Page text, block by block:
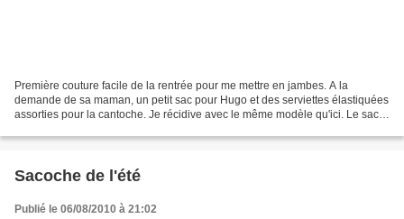
Première couture facile de la rentrée pour me mettre en jambes. A la
demande de sa maman, un petit sac pour Hugo et des serviettes élastiquées
assorties pour la cantoche. Je récidive avec le même modèle qu'ici. Le sac
Sacoche de l'été
Publié le 06/08/2010 à 21:02